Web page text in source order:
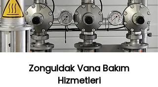
Zonguldak Vana Bakım
Hizmetleri